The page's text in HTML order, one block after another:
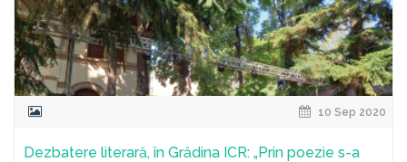
10 Sep 2020
Dezbatere literară, în Grădina ICR: „Prin poezie s-a